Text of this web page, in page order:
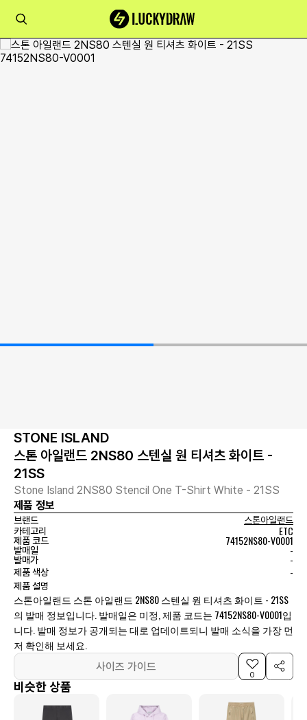
STONE ISLAND
스톤 아일랜드 2NS80 스텐실 원 티셔츠 화이트 -
21SS
Stone Island 2NS80 Stencil One T-Shirt White - 21SS
제품 정보
브랜드
스톤아일랜드
카테고리
ETC
제품 코드 74152NS80-V0001
발매일 -
발매가 -
제품 색상 -
제품 설명
스톤아일랜드 스톤 아일랜드 2NS80 스텐실 원 티셔츠 화이트 - 21SS
의 발매 정보입니다. 발매일은 미정, 제품 코드는 74152NS80-V0001입
니다. 발매 정보가 공개되는 대로 업데이트되니 발매 소식을 가장 먼
저 확인해 보세요.
사이즈 가이드
0
비슷한 상품